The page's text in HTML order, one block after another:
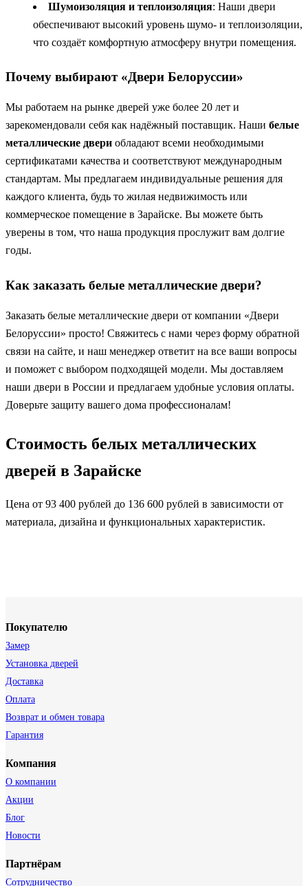
Шумоизоляция и теплоизоляция: Наши двери
обеспечивают высокий уровень шумо- и теплоизоляции,
что создаёт комфортную атмосферу внутри помещения.
Почему выбирают «Двери Белоруссии»
Мы работаем на рынке дверей уже более 20 лет и
зарекомендовали себя как надёжный поставщик. Наши белые
металлические двери обладают всеми необходимыми
сертификатами качества и соответствуют международным
стандартам. Мы предлагаем индивидуальные решения для
каждого клиента, будь то жилая недвижимость или
коммерческое помещение в Зарайске. Вы можете быть
уверены в том, что наша продукция прослужит вам долгие
годы.
Как заказать белые металлические двери?
Заказать белые металлические двери от компании «Двери
Белоруссии» просто! Свяжитесь с нами через форму обратной
связи на сайте, и наш менеджер ответит на все ваши вопросы
и поможет с выбором подходящей модели. Мы доставляем
наши двери в России и предлагаем удобные условия оплаты.
Доверьте защиту вашего дома профессионалам!
Стоимость белых металлических
дверей в Зарайске
Цена от 93 400 рублей до 136 600 рублей в зависимости от
материала, дизайна и функциональных характеристик.
Покупателю
Замер
Установка дверей
Доставка
Оплата
Возврат и обмен товара
Гарантия
Компания
О компании
Акции
Блог
Новости
Партнёрам
Сотрудничество